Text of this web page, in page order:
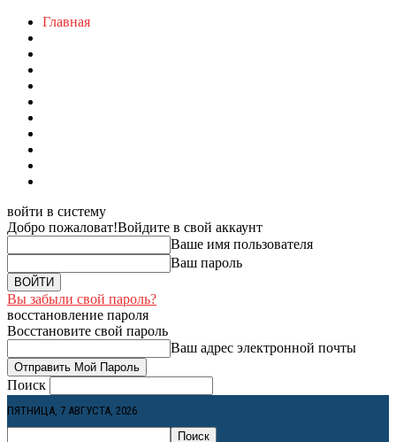
Главная
войти в систему
Добро пожаловат!Войдите в свой аккаунт
Ваше имя пользователя
Ваш пароль
Вы забыли свой пароль?
восстановление пароля
Восстановите свой пароль
Ваш адрес электронной почты
Поиск
ПЯТНИЦА, 7 АВГУСТА, 2026